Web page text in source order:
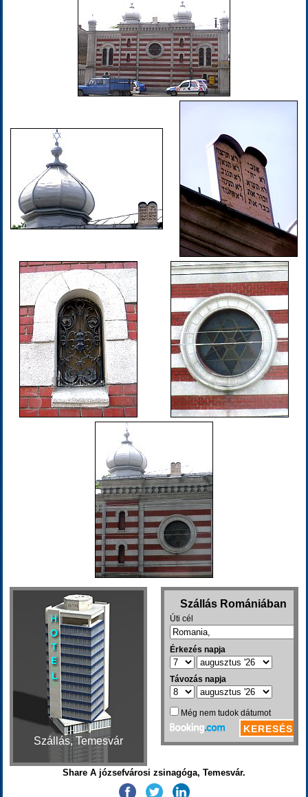
Szállás, Temesvár
Share A józsefvárosi zsinagóga, Temesvár.